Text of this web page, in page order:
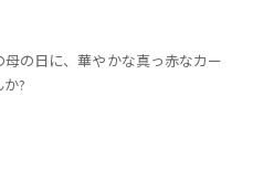
の日に、華やかな真っ赤なカー
?